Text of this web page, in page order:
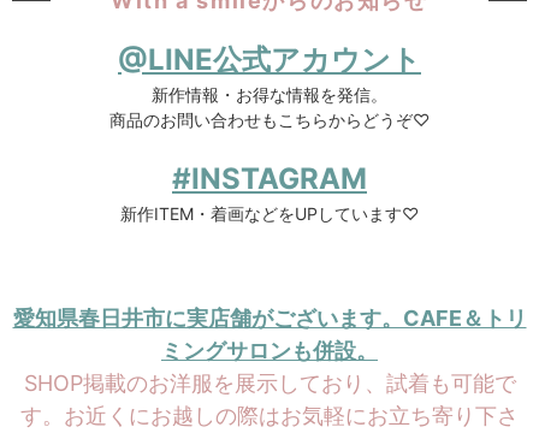
@LINE公式アカウント
新作情報・お得な情報を発信。
商品のお問い合わせもこちらからどうぞ♡
#INSTAGRAM
新作ITEM・着画などをUPしています♡
愛知県春日井市に実店舗がございます。CAFE＆トリ
ミングサロンも併設。
SHOP掲載のお洋服を展示しており、試着も可能で
す。お近くにお越しの際はお気軽にお立ち寄り下さ